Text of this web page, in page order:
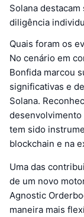
Solana
diligência
Quais foram os
No cenário em
Bonfida marcou
significativas e
Solana.
desenvolvimento
tem sido
blockchain e na
Uma das
de um novo
Agnostic
maneira mais